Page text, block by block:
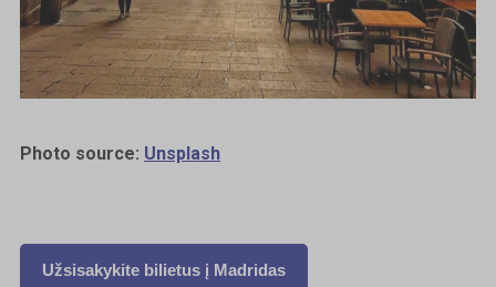
Photo source: Unsplash
Užsisakykite bilietus į Madridas